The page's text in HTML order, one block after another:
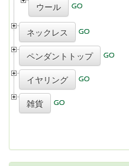
ウール
ネックレス
ペンダントトップ
イヤリング
雑貨